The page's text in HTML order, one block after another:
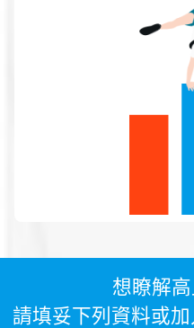
想瞭解
請填妥下列資料或加